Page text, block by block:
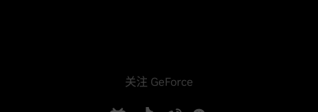
关注 GeForce